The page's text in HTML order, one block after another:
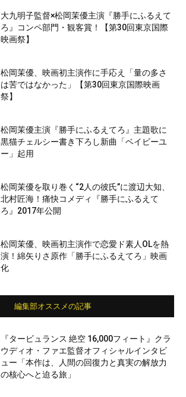
大九明子監督×松岡茉優主演『勝手にふるえて
ろ』コンペ部門・観客賞！【第30回東京国際
映画祭】
松岡茉優、映画初主演作に手応え「量の多さ
は苦ではなかった」【第30回東京国際映画
祭】
松岡茉優主演『勝手にふるえてろ』主題歌に
黒猫チェルシー書き下ろし新曲「ベイビーユ
ー」起用
松岡茉優を取り巻く“2人の彼氏”に渡辺大知、
北村匠海！痛快コメディ『勝手にふるえて
ろ』2017年公開
松岡茉優、映画初主演作で恋愛ド素人OLを熱
演！綿矢りさ原作「勝手にふるえてろ」映画
化
編集部オススメの記事
『タービュランス 絶空 16,000フィート』クラ
ウディオ・ファエ監督オフィシャルインタビ
ュー「本作は、人間の回復力と真実の解放力
の核心へと迫る旅」